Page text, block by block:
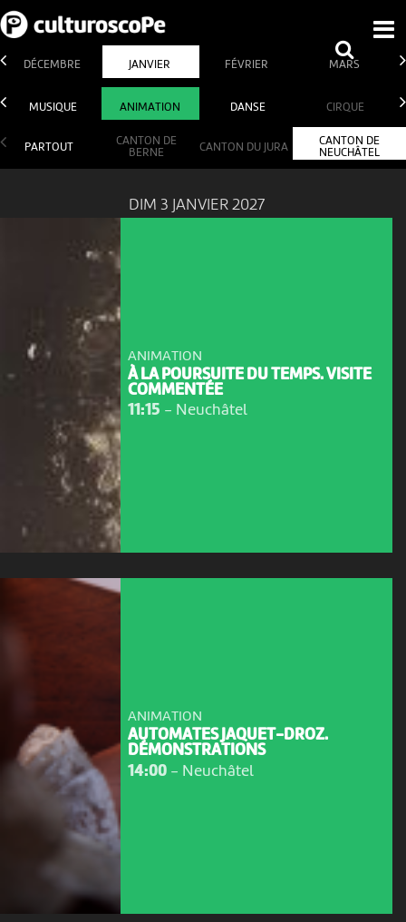
DÉCEMBRE JANVIER FÉVRIER MARS
MUSIQUE ANIMATION DANSE CIRQUE
PARTOUT
CANTON DE
BERNE
CANTON DU JURA
CANTON DE
NEUCHÂTEL
DIM 3 JANVIER 2027
ANIMATION
À LA POURSUITE DU TEMPS. VISITE
COMMENTÉE
11:15 - Neuchâtel
ANIMATION
AUTOMATES JAQUET-DROZ.
DÉMONSTRATIONS
14:00- Neuchâtel